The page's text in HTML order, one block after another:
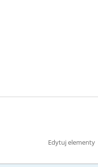
Edytuj elementy